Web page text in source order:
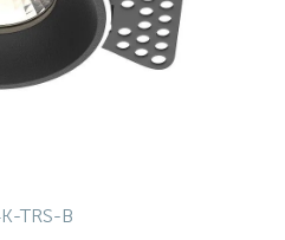
TRS-B